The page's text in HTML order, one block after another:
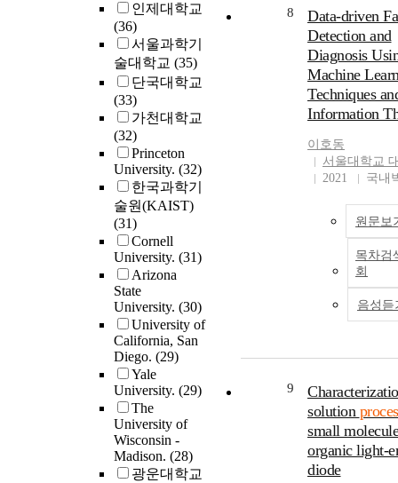
인제대학교
(36)
서울과학기
술대학교 (35)
단국대학교
(33)
가천대학교
(32)
Princeton
University. (32)
한국과학기
술원(KAIST)
(31)
Cornell
University. (31)
Arizona
State
University. (30)
University of
California, San
Diego. (29)
Yale
University. (29)
The
University of
Wisconsin -
Madison. (28)
광운대학교
on the analysis of
surface gradients.
proposed criteria
assessed using a
air intake with
individual
intake was
recommended
strategy using
ductile DDQ steel
of low ductility
like AA 7075-O
alloy.Existing
EA forming lacks
investigations of
(ODS) steels. The
damage tolerance.
However, its high
makes the
components
effects of electric
8
Data-driven
Detection and
Diagnosis
Machine
Techniques
Information
이호동
서울대학교
2021
국내
원문보
목차검
회
음성듣
9
solution
small molecule
organic light-
diode